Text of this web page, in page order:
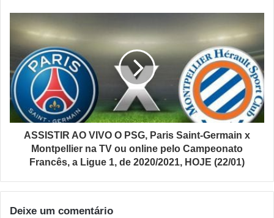
ASSISTIR AO VIVO O PSG, Paris Saint-Germain x
Montpellier na TV ou online pelo Campeonato
Francês, a Ligue 1, de 2020/2021, HOJE (22/01)
Deixe um comentário